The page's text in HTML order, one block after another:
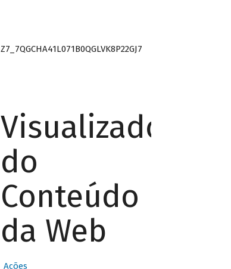
Z7_7QGCHA41L071B0QGLVK8P22GJ7
Visualizador
do
Conteúdo
da Web
Ações